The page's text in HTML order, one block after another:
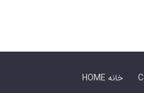
HOME خانه